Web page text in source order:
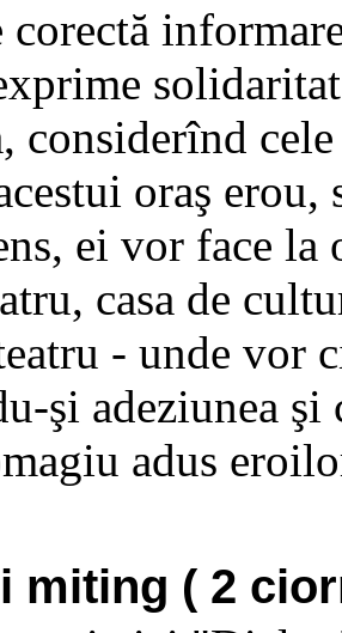
corectă
considerînd
oraş
ei vor face la
casa de
- unde vor
şi adeziunea şi
adus
miting ( 2